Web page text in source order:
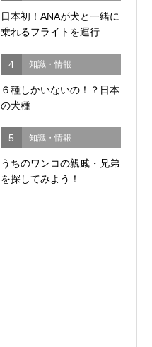
日本初！ANAが犬と一緒に
乗れるフライトを運行
4 知識・情報
６種しかいないの！？日本
の犬種
5 知識・情報
うちのワンコの親戚・兄弟
を探してみよう！